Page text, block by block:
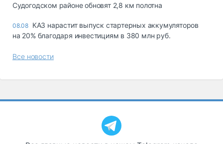
Судогодском районе обновят 2,8 км полотна
08.08 КАЗ нарастит выпуск стартерных аккумуляторов
на 20% благодаря инвестициям в 380 млн руб.
Все новости